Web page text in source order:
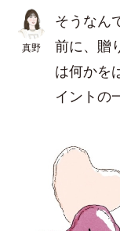
真野
そうなん
前に、贈
は何かを
イントの